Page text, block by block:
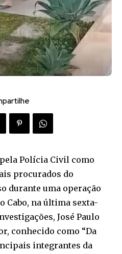
Polícia Civil como
procurados do
durante uma operação
Cabo, na última sexta-
José Paulo
conhecido como “Da
integrantes da